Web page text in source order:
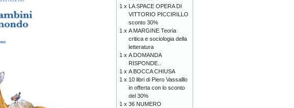
1 x LA SPACE OPERA DI
VITTORIO PICCIRILLO
sconto 30%
1 x A MARGINE Teoria
critica e sociologia della
letteratura
1 x A DOMANDA
RISPONDE..
1 x A BOCCA CHIUSA
1 x 10 libri di Piero Vassalllo
in offerta con lo sconto
del 30%
1 x 36 NUMERO